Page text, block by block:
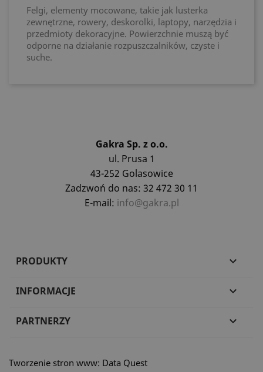
Felgi, elementy mocowane, takie jak lusterka
zewnętrzne, rowery, deskorolki, laptopy, narzędzia i
przedmioty dekoracyjne. Powierzchnie muszą być
odporne na działanie rozpuszczalników, czyste i
suche.
Gakra Sp. z o.o.
ul. Prusa 1
43-252 Golasowice
Zadzwoń do nas: 32 472 30 11
E-mail: info@gakra.pl
PRODUKTY 
INFORMACJE 
PARTNERZY 
Tworzenie stron www: Data Quest